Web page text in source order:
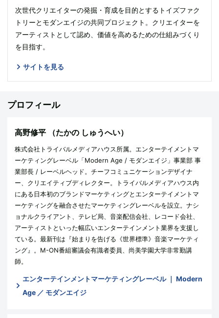
次世代クリエイターの発掘・育成を目的とするトイズファク
トリーとモダンエイジの共同プロジェクト。クリエイターを
アーティストとして認め、価値を高めるための仕組みづくり
を目指す。
サイトを見る
プロフィール
高野修平 （たかの しゅうへい）
株式会社トライバルメディアハウス所属。エンターテイメントマ
ーケティングレーベル「Modern Age / モダンエイジ」事業部 事
業部長 / レーベルヘッド。チーフコミュニケーションデザイナ
ー、クリエイティブディレクター。トライバルメディアハウス内
にある日本初のブランドマーケティングとエンターテイメントマ
ーケティングを融合させたマーケティングレーベルを設立。ナシ
ョナルクライアント、テレビ局、音楽配信会社、レコード会社、
アーティストといった幅広いエンターテインメント業界を支援し
ている。最新刊は『始まりを告げる《世界標準》音楽マーケティ
ング』。M-ON番組審議会有識者委員、尚美学園大学非常勤講
師。‬
エンターテインメントマーケティングレーベル ｜ Modern
Age ／ モダンエイジ